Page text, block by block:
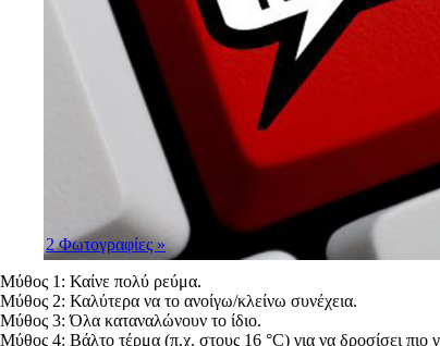
2 Φωτογραφίες»
Μύθος 1: Καίνε πολύ ρεύμα.
Μύθος 2: Καλύτερα να το ανοίγω/κλείνω συνέχεια.
Μύθος 3: Όλα καταναλώνουν το ίδιο.
Μύθος 4: Βάλτο τέρμα (π.χ. στους 16 °C) για να δροσίσει πιο